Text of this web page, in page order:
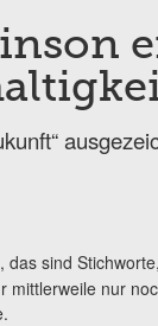
, das sind
nur